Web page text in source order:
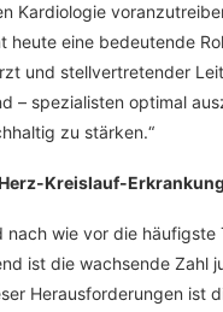
Kardiologie
eine bedeutende
und stellvertretender
– spezialisten optimal
zu stärken.“
Kreislauf-
wie vor die
ist die wachsende Zahl
Herausforderungen ist